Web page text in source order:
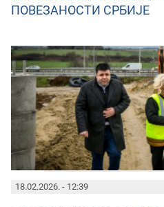
ПОВЕЗАНОСТИ СРБИЈЕ
18.02.2026. - 12:39